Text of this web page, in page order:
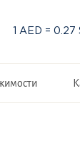
1 AED = 0.27